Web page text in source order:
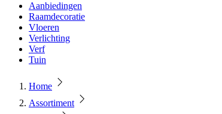
Aanbiedingen
Raamdecoratie
Vloeren
Verlichting
Verf
Tuin
Home
Assortiment